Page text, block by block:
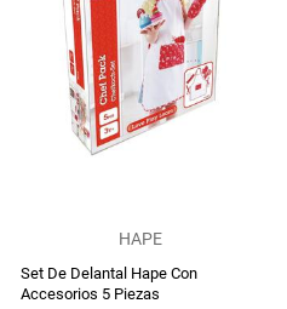
HAPE
Set De Delantal Hape Con
Accesorios 5 Piezas